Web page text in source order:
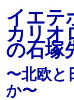
イエテ
カリオ
の石塚
〜北欧と
か〜